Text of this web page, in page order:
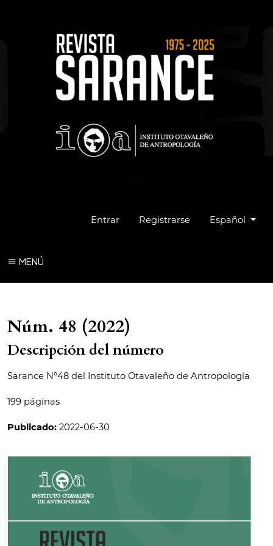
Entrar Registrarse Cambiar el
Español
MENÚ
Núm. 48 (2022)
Descripción del número
Sarance Nº48 del Instituto Otavaleño de Antropología
199 páginas
Publicado: 2022-06-30